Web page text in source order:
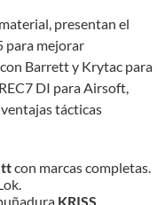
presentan el
para mejorar
Barrett y Krytac para
DI para Airsoft,
tácticas
con marcas completas.
KRISS.